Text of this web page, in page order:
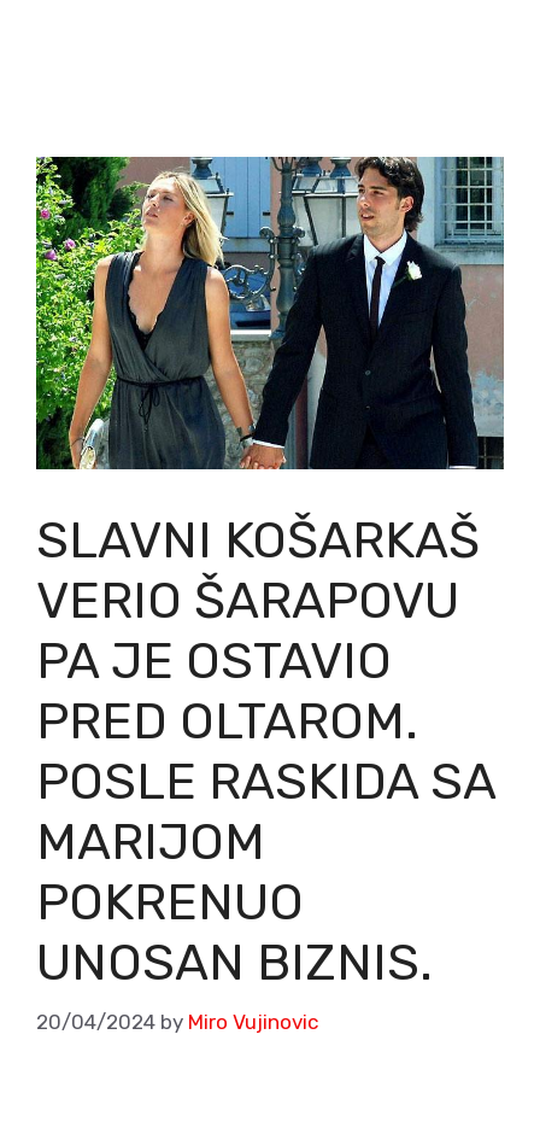
SLAVNI KOŠARKAŠ
VERIO ŠARAPOVU
PA JE OSTAVIO
PRED OLTAROM.
POSLE RASKIDA SA
MARIJOM
POKRENUO
UNOSAN BIZNIS.
20/04/2024 by Miro Vujinovic